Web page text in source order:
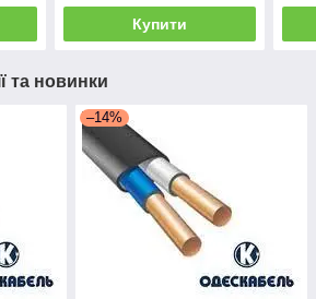
Купити
та новинки
–14%